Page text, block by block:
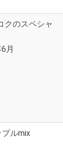
クのスペシャ
月
ルmix